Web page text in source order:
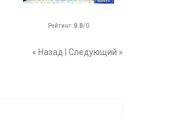
Рейтинг:0.0/0
« Назад Следующий »